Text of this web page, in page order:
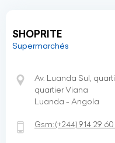
SHOPRITE
Supermarchés
Av. Luanda Sul,
quartier Viana
Luanda - Angola
Gsm:(+244)914 29